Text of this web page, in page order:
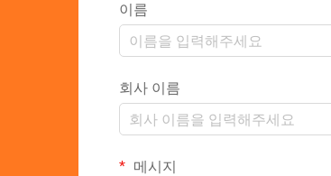
이름
회사 이름
메시지